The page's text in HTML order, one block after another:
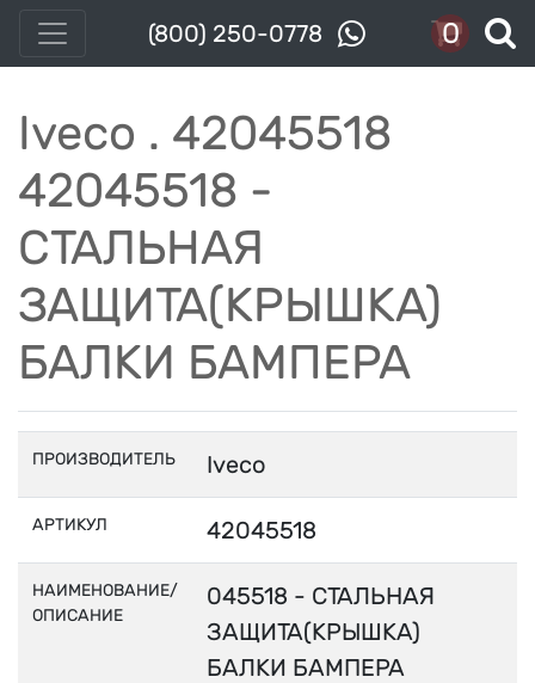
(800) 250-0778 0
Iveco . 42045518
42045518 -
СТАЛЬНАЯ
ЗАЩИТА(КРЫШКА)
БАЛКИ БАМПЕРА
ПРОИЗВОДИТЕЛЬ Iveco
АРТИКУЛ 42045518
НАИМЕНОВАНИЕ/
ОПИСАНИЕ
045518 - СТАЛЬНАЯ
ЗАЩИТА(КРЫШКА)
БАЛКИ БАМПЕРА